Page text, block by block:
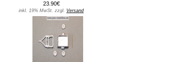
23.90€
inkl. 19% MwSt. zzgl. Versand